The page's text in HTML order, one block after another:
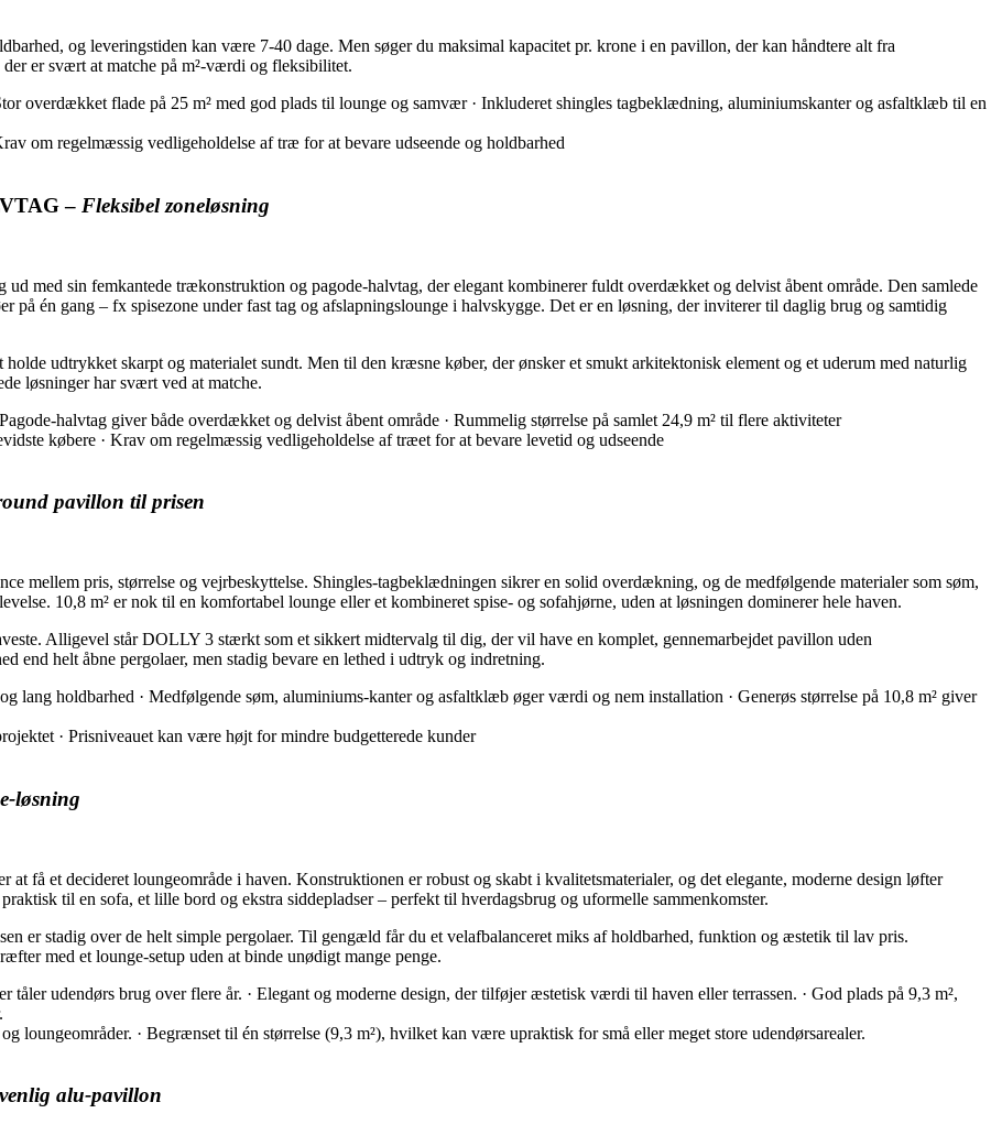
og leveringstiden kan være 7-40 dage. Men søger du maksimal kapacitet pr. krone i en pavillon, der kan håndtere alt fra
er svært at matche på m²-værdi og fleksibilitet.
overdækket flade på 25 m² med god plads til lounge og samvær · Inkluderet shingles tagbeklædning, aluminiumskanter og asfaltklæb til en
om regelmæssig vedligeholdelse af træ for at bevare udseende og holdbarhed
– Fleksibel zoneløsning
sin femkantede trækonstruktion og pagode-halvtag, der elegant kombinerer fuldt overdækket og delvist åbent område. Den samlede
på én gang – fx spisezone under fast tag og afslapningslounge i halvskygge. Det er en løsning, der inviterer til daglig brug og samtidig
udtrykket skarpt og materialet sundt. Men til den kræsne køber, der ønsker et smukt arkitektonisk element og et uderum med naturlig
løsninger har svært ved at matche.
halvtag giver både overdækket og delvist åbent område · Rummelig størrelse på samlet 24,9 m² til flere aktiviteter
købere · Krav om regelmæssig vedligeholdelse af træet for at bevare levetid og udseende
pavillon til prisen
pris, størrelse og vejrbeskyttelse. Shingles-tagbeklædningen sikrer en solid overdækning, og de medfølgende materialer som søm,
10,8 m² er nok til en komfortabel lounge eller et kombineret spise- og sofahjørne, uden at løsningen dominerer hele haven.
Alligevel står DOLLY 3 stærkt som et sikkert midtervalg til dig, der vil have en komplet, gennemarbejdet pavillon uden
end helt åbne pergolaer, men stadig bevare en lethed i udtryk og indretning.
lang holdbarhed · Medfølgende søm, aluminiums-kanter og asfaltklæb øger værdi og nem installation · Generøs størrelse på 10,8 m² giver
· Prisniveauet kan være højt for mindre budgetterede kunder
løsning
få et decideret loungeområde i haven. Konstruktionen er robust og skabt i kvalitetsmaterialer, og det elegante, moderne design løfter
til en sofa, et lille bord og ekstra siddepladser – perfekt til hverdagsbrug og uformelle sammenkomster.
er stadig over de helt simple pergolaer. Til gengæld får du et velafbalanceret miks af holdbarhed, funktion og æstetik til lav pris.
med et lounge-setup uden at binde unødigt mange penge.
tåler udendørs brug over flere år. · Elegant og moderne design, der tilføjer æstetisk værdi til haven eller terrassen. · God plads på 9,3 m²,
loungeområder. · Begrænset til én størrelse (9,3 m²), hvilket kan være upraktisk for små eller meget store udendørsarealer.
alu-pavillon